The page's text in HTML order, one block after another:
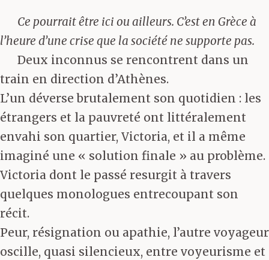
Ce pourrait être ici ou ailleurs. C’est en Grèce à
l’heure d’une crise que la société ne supporte pas.
Deux inconnus se rencontrent dans un
train en direction d’Athènes.
L’un déverse brutalement son quotidien : les
étrangers et la pauvreté ont littéralement
envahi son quartier, Victoria, et il a même
imaginé une « solution finale » au problème.
Victoria dont le passé resurgit à travers
quelques monologues entrecoupant son
récit.
Peur, résignation ou apathie, l’autre voyageur
oscille, quasi silencieux, entre voyeurisme et